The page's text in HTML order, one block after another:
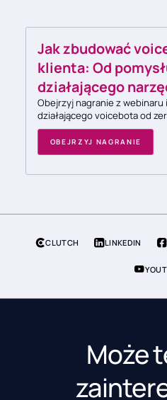
Jak zbudować
klienta: Od
działającego
Obejrzyj nagranie z webinaru
działającego voicebota od
OBEJRZYJ NAGRANIE
CLUTCH LINKEDIN
Może